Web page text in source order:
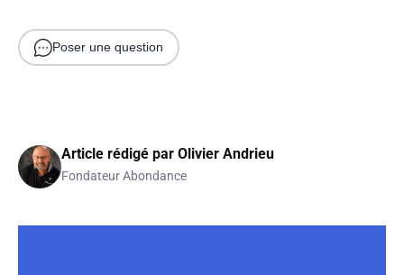
Poser une question
Article rédigé par Olivier Andrieu
Fondateur Abondance